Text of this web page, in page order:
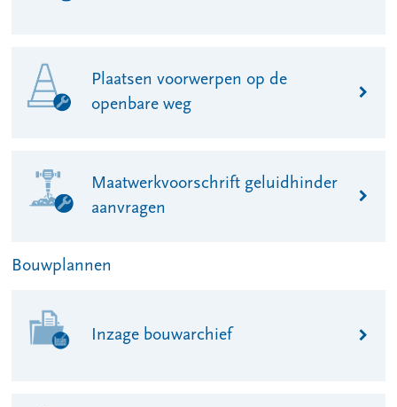
Plaatsen voorwerpen op de
openbare weg
Maatwerkvoorschrift geluidhinder
aanvragen
Bouwplannen
Inzage bouwarchief